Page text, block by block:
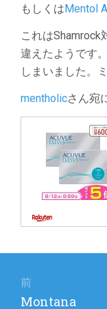
もしくはMentol
これはShamrock
違えたようです
しまいました。
mentholicさん宛
前
前
Montana